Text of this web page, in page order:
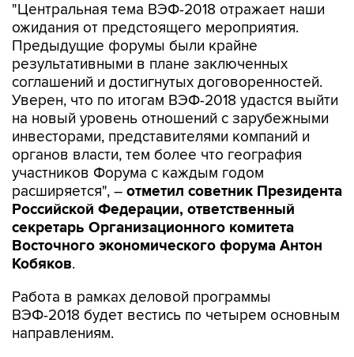
"Центральная тема ВЭФ-2018 отражает наши
ожидания от предстоящего мероприятия.
Предыдущие форумы были крайне
результативными в плане заключенных
соглашений и достигнутых договоренностей.
Уверен, что по итогам ВЭФ-2018 удастся выйти
на новый уровень отношений с зарубежными
инвесторами, представителями компаний и
органов власти, тем более что география
участников Форума с каждым годом
расширяется", – отметил советник Президента
Российской Федерации, ответственный
секретарь Организационного комитета
Восточного экономического форума Антон
Кобяков.
Работа в рамках деловой программы
ВЭФ-2018 будет вестись по четырем основным
направлениям.